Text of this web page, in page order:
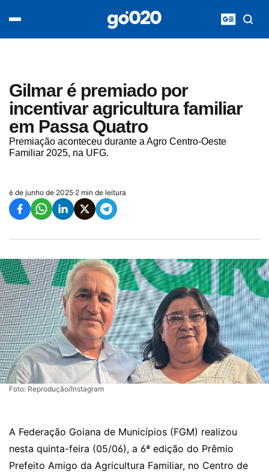
Gilmar é premiado por
incentivar agricultura familiar
em Passa Quatro
Premiação aconteceu durante a Agro Centro-Oeste
Familiar 2025, na UFG.
6 de junho de 2025·2 min de leitura
Foto: Reprodução/Instagram
A Federação Goiana de Municípios (FGM) realizou
nesta quinta-feira (05/06), a 6ª edição do Prêmio
Prefeito Amigo da Agricultura Familiar, no Centro de
acontece agora
entretenimento
vídeos
pod020